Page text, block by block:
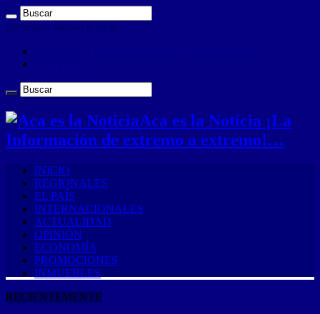
domingo , agosto 9 2026
Aca es la Noticia ¡La
Información de extremo a extremo!…
INICIO
REGIONALES
EL PAÍS
INTERNACIONALES
ACTUALIDAD
OPINIÓN
ECONOMÍA
PROMOCIONES
INMUEBLES
RECIENTEMENTE